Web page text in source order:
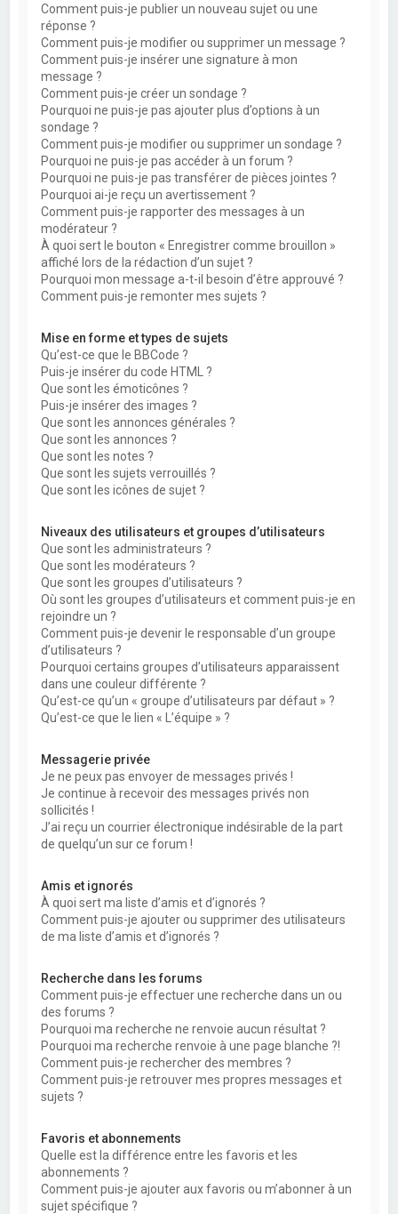
Comment puis-je publier un nouveau sujet ou une
réponse ?
Comment puis-je modifier ou supprimer un message ?
Comment puis-je insérer une signature à mon
message ?
Comment puis-je créer un sondage ?
Pourquoi ne puis-je pas ajouter plus d’options à un
sondage ?
Comment puis-je modifier ou supprimer un sondage ?
Pourquoi ne puis-je pas accéder à un forum ?
Pourquoi ne puis-je pas transférer de pièces jointes ?
Pourquoi ai-je reçu un avertissement ?
Comment puis-je rapporter des messages à un
modérateur ?
À quoi sert le bouton « Enregistrer comme brouillon »
affiché lors de la rédaction d’un sujet ?
Pourquoi mon message a-t-il besoin d’être approuvé ?
Comment puis-je remonter mes sujets ?
Mise en forme et types de sujets
Qu’est-ce que le BBCode ?
Puis-je insérer du code HTML ?
Que sont les émoticônes ?
Puis-je insérer des images ?
Que sont les annonces générales ?
Que sont les annonces ?
Que sont les notes ?
Que sont les sujets verrouillés ?
Que sont les icônes de sujet ?
Niveaux des utilisateurs et groupes d’utilisateurs
Que sont les administrateurs ?
Que sont les modérateurs ?
Que sont les groupes d’utilisateurs ?
Où sont les groupes d’utilisateurs et comment puis-je en
rejoindre un ?
Comment puis-je devenir le responsable d’un groupe
d’utilisateurs ?
Pourquoi certains groupes d’utilisateurs apparaissent
dans une couleur différente ?
Qu’est-ce qu’un « groupe d’utilisateurs par défaut » ?
Qu’est-ce que le lien « L’équipe » ?
Messagerie privée
Je ne peux pas envoyer de messages privés !
Je continue à recevoir des messages privés non
sollicités !
J’ai reçu un courrier électronique indésirable de la part
de quelqu’un sur ce forum !
Amis et ignorés
À quoi sert ma liste d’amis et d’ignorés ?
Comment puis-je ajouter ou supprimer des utilisateurs
de ma liste d’amis et d’ignorés ?
Recherche dans les forums
Comment puis-je effectuer une recherche dans un ou
des forums ?
Pourquoi ma recherche ne renvoie aucun résultat ?
Pourquoi ma recherche renvoie à une page blanche ?!
Comment puis-je rechercher des membres ?
Comment puis-je retrouver mes propres messages et
sujets ?
Favoris et abonnements
Quelle est la différence entre les favoris et les
abonnements ?
Comment puis-je ajouter aux favoris ou m’abonner à un
sujet spécifique ?